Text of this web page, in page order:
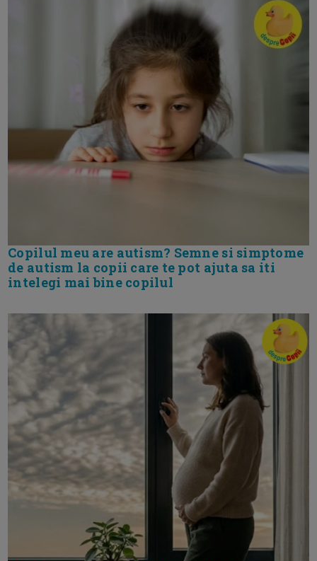
Copilul meu are autism? Semne si simptome
de autism la copii care te pot ajuta sa iti
intelegi mai bine copilul